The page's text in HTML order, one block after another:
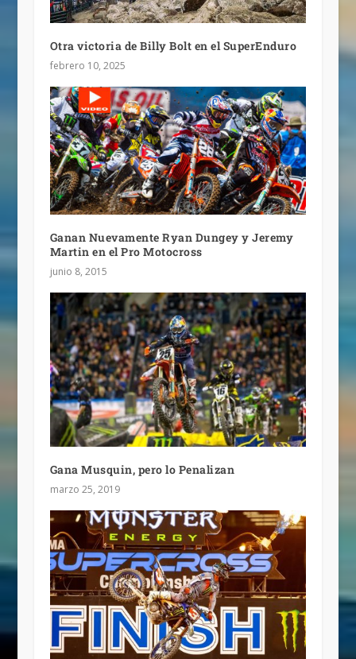
Otra victoria de Billy Bolt en el SuperEnduro
febrero 10, 2025
Ganan Nuevamente Ryan Dungey y Jeremy
Martin en el Pro Motocross
junio 8, 2015
Gana Musquin, pero lo Penalizan
marzo 25, 2019